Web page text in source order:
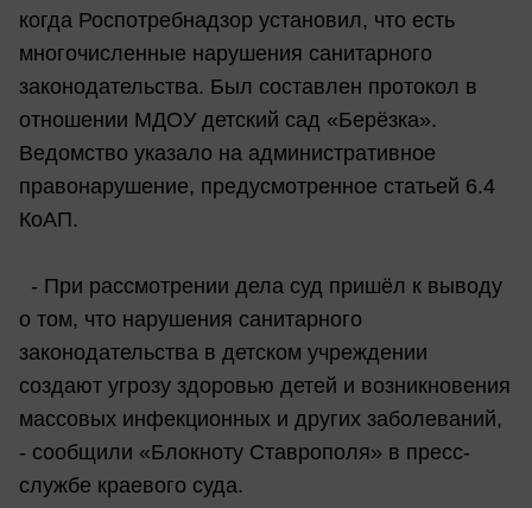
когда Роспотребнадзор установил, что есть
многочисленные нарушения санитарного
законодательства. Был составлен протокол в
отношении МДОУ детский сад «Берёзка».
Ведомство указало на административное
правонарушение, предусмотренное статьей 6.4
КоАП.
- При рассмотрении дела суд пришёл к выводу
о том, что нарушения санитарного
законодательства в детском учреждении
создают угрозу здоровью детей и возникновения
массовых инфекционных и других заболеваний,
- сообщили «Блокноту Ставрополя» в пресс-
службе краевого суда.